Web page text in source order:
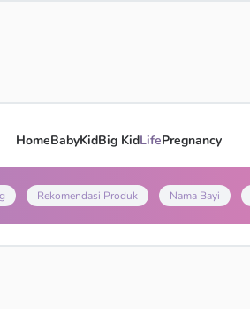
HomeBabyKidBig KidLifePregnancy
Rekomendasi Produk Nama Bayi